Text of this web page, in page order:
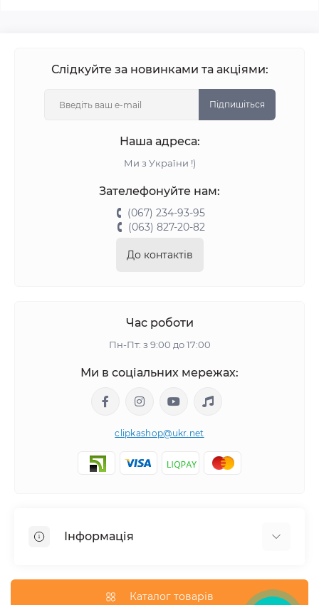
Слідкуйте за новинками та акціями:
Підпишіться
Наша адреса:
Ми з України !)
Зателефонуйте нам:
(067) 234-93-95
(063) 827-20-82
До контактів
Час роботи
Пн-Пт: з 9:00 до 17:00
Ми в соціальних мережах:
clipkashop@ukr.net
Інформація
Каталог товарів